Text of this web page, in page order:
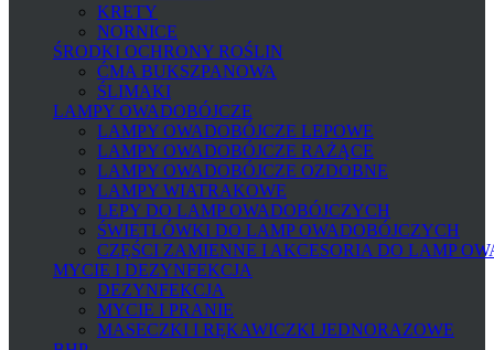
KRETY
NORNICE
ŚRODKI OCHRONY ROŚLIN
ĆMA BUKSZPANOWA
ŚLIMAKI
LAMPY OWADOBÓJCZE
LAMPY OWADOBÓJCZE LEPOWE
LAMPY OWADOBÓJCZE RAŻĄCE
LAMPY OWADOBÓJCZE OZDOBNE
LAMPY WIATRAKOWE
LEPY DO LAMP OWADOBÓJCZYCH
ŚWIETLÓWKI DO LAMP OWADOBÓJCZYCH
CZĘŚCI ZAMIENNE I AKCESORIA DO LAMP
MYCIE I DEZYNFEKCJA
DEZYNFEKCJA
MYCIE I PRANIE
MASECZKI I RĘKAWICZKI JEDNORAZOWE